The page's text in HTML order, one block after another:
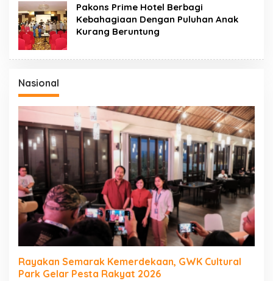
Pakons Prime Hotel Berbagi
Kebahagiaan Dengan Puluhan Anak
Kurang Beruntung
Nasional
Rayakan Semarak Kemerdekaan, GWK Cultural
Park Gelar Pesta Rakyat 2026